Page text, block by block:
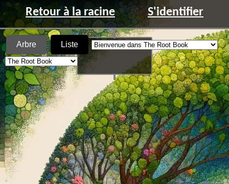
Retour à la racine S'identifier
Arbre Liste Le tatouage